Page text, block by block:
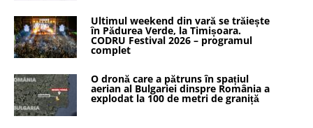
Ultimul weekend din vară se trăiește
în Pădurea Verde, la Timișoara.
CODRU Festival 2026 – programul
complet
O dronă care a pătruns în spațiul
aerian al Bulgariei dinspre România a
explodat la 100 de metri de graniță